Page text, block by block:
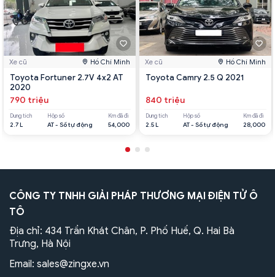
Xe cũ Hồ Chí Minh
Toyota Fortuner 2.7V 4x2 AT
2020
790 triệu
Dung tích
2.7 L
Hộp số
AT - Số tự động
Km đã đi
54,000
Xe cũ Hồ Chí Minh
Toyota Camry 2.5 Q 2021
840 triệu
Dung tích
2.5 L
Hộp số
AT - Số tự động
Km đã đi
28,000
CÔNG TY TNHH GIẢI PHÁP THƯƠNG MẠI ĐIỆN TỬ Ô
TÔ
Địa chỉ: 434 Trần Khát Chân, P. Phố Huế, Q. Hai Bà
Trưng, Hà Nội
Email: sales@zingxe.vn